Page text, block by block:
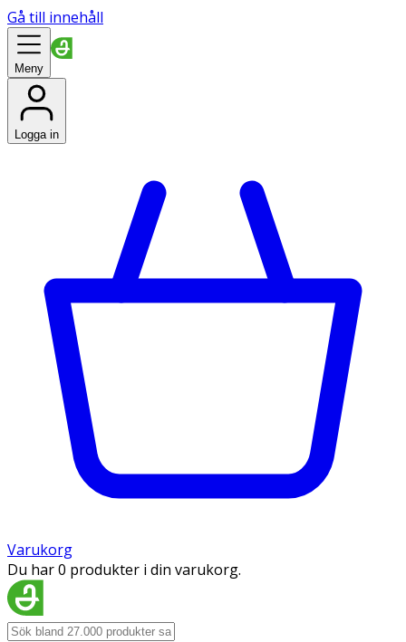
Gå till innehåll
Meny
Logga in
Varukorg
Du har 0 produkter i din varukorg.